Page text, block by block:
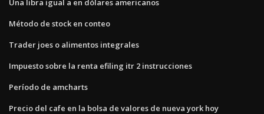
Una libra igual a en dólares americanos
Método de stock en conteo
Trader joes o alimentos integrales
Impuesto sobre la renta efiling itr 2 instrucciones
Período de amcharts
Precio del cafe en la bolsa de valores de nueva york hoy